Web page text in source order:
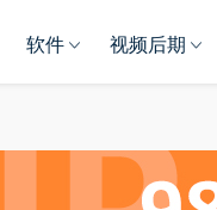
软件 视频后期